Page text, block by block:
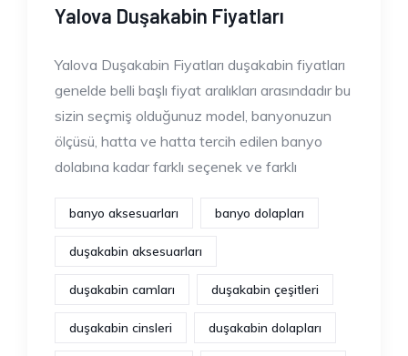
Yalova Duşakabin Fiyatları
Yalova Duşakabin Fiyatları duşakabin fiyatları
genelde belli başlı fiyat aralıkları arasındadır bu
sizin seçmiş olduğunuz model, banyonuzun
ölçüsü, hatta ve hatta tercih edilen banyo
dolabına kadar farklı seçenek ve farklı
banyo aksesuarları banyo dolapları
duşakabin aksesuarları
duşakabin camları duşakabin çeşitleri
duşakabin cinsleri duşakabin dolapları